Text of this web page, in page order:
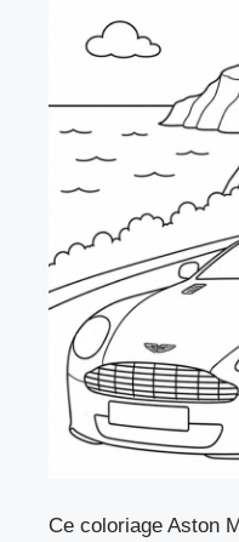
Ce coloriage Aston